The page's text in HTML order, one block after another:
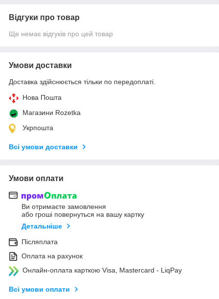
Відгуки про товар
Ще немає відгуків про цей товар
Умови доставки
Доставка здійснюється тільки по передоплаті.
Нова Пошта
Магазини Rozetka
Укрпошта
Всі умови доставки
Умови оплати
Ви отримаєте замовлення
або гроші повернуться на вашу картку
Детальніше
Післяплата
Оплата на рахунок
Онлайн-оплата карткою Visa, Mastercard - LiqPay
Всі умови оплати